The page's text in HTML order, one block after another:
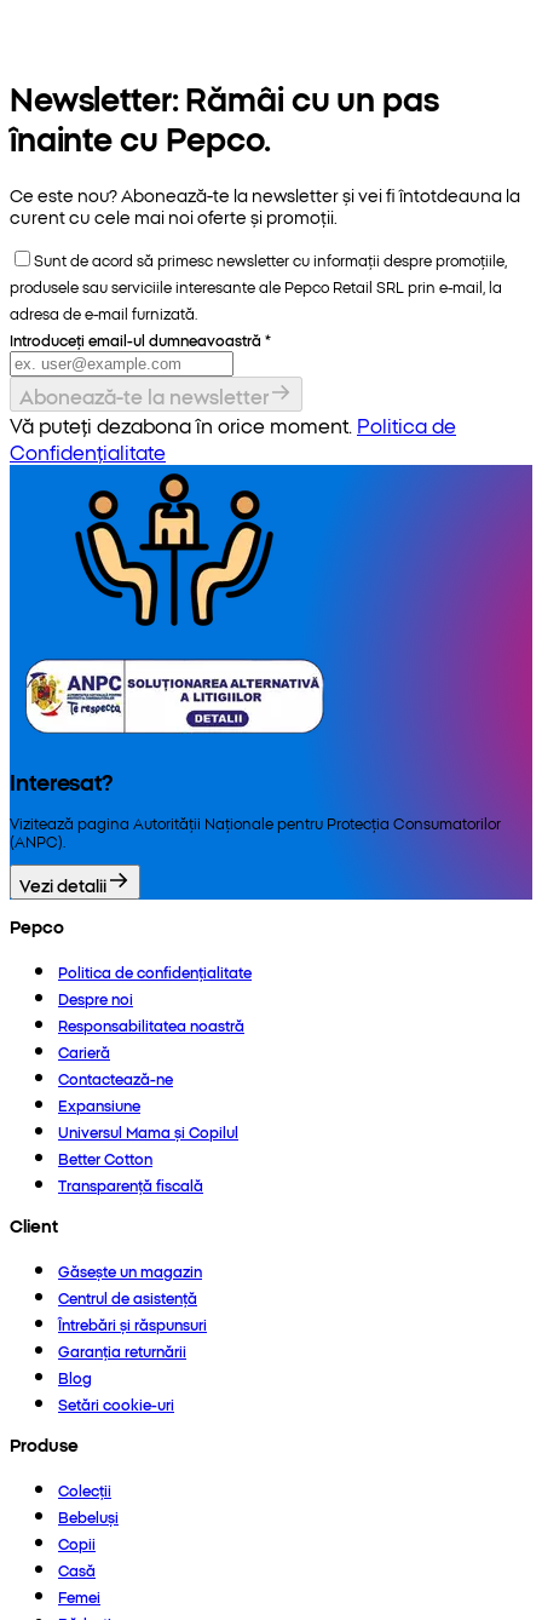
Newsletter: Rămâi cu un pas
înainte cu Pepco.
Ce este nou? Abonează-te la newsletter și vei fi întotdeauna la
curent cu cele mai noi oferte și promoții.
Sunt de acord să primesc newsletter cu informații despre promoțiile,
produsele sau serviciile interesante ale Pepco Retail SRL prin e-mail, la
adresa de e-mail furnizată.
Introduceți email-ul dumneavoastră *
Abonează-te la newsletter
Vă puteți dezabona în orice moment. Politica de
Confidențialitate
Interesat?
Vizitează pagina Autorității Naționale pentru Protecția Consumatorilor
(ANPC).
Vezi detalii
Pepco
Politica de confidențialitate
Despre noi
Responsabilitatea noastră
Carieră
Contactează-ne
Expansiune
Universul Mama și Copilul
Better Cotton
Transparență fiscală
Client
Găsește un magazin
Centrul de asistență
Întrebări și răspunsuri
Garanția returnării
Blog
Setări cookie-uri
Produse
Colecții
Bebeluși
Copii
Casă
Femei